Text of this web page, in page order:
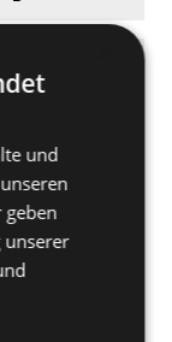
interessieren
und
geben